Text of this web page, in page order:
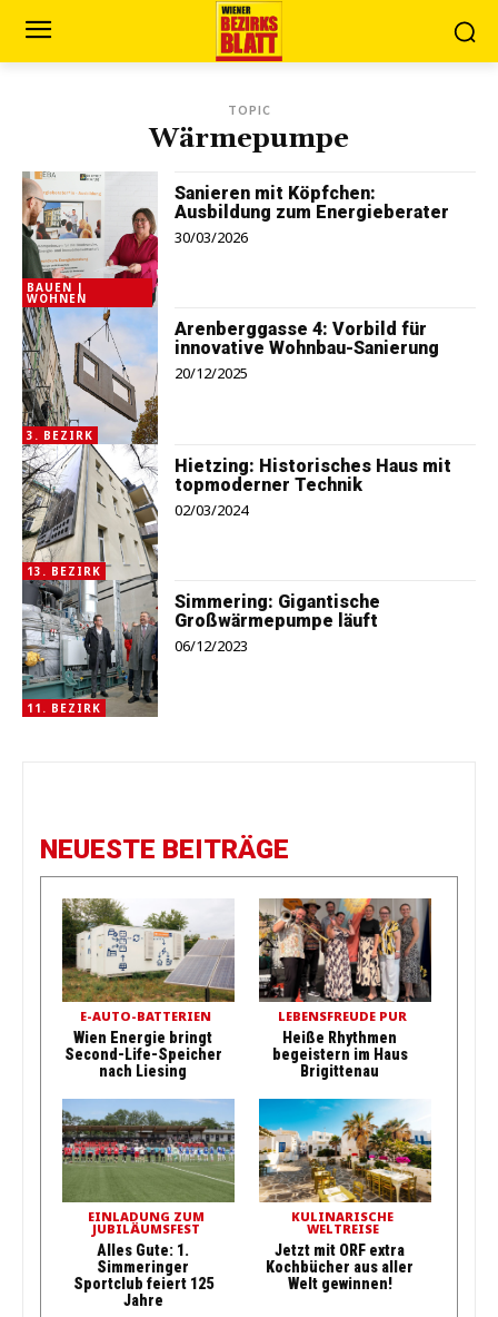
TOPIC
Wärmepumpe
BAUEN |
WOHNEN
Sanieren mit Köpfchen:
Ausbildung zum Energieberater
30/03/2026
3. BEZIRK
Arenberggasse 4: Vorbild für
innovative Wohnbau-Sanierung
20/12/2025
13. BEZIRK
Hietzing: Historisches Haus mit
topmoderner Technik
02/03/2024
11. BEZIRK
Simmering: Gigantische
Großwärmepumpe läuft
06/12/2023
NEUESTE BEITRÄGE
E-AUTO-BATTERIEN
Wien Energie bringt
Second-Life-Speicher
nach Liesing
LEBENSFREUDE PUR
Heiße Rhythmen
begeistern im Haus
Brigittenau
EINLADUNG ZUM
JUBILÄUMSFEST
Alles Gute: 1.
Simmeringer
Sportclub feiert 125
Jahre
KULINARISCHE
WELTREISE
Jetzt mit ORF extra
Kochbücher aus aller
Welt gewinnen!